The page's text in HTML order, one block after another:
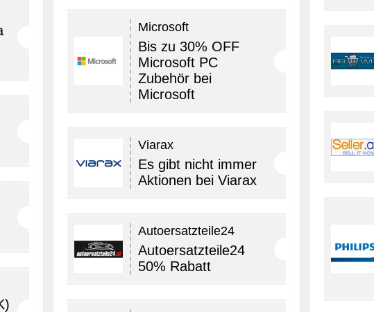
Microsoft
Bis zu 30% OFF
Microsoft PC
Zubehör bei
Microsoft
Viarax
Es gibt nicht immer
Aktionen bei Viarax
Autoersatzteile24
Autoersatzteile24
50% Rabatt